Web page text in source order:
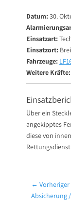
Datum: 30.
Einsatzart:
Einsatzort:
Fahrzeuge:
Weitere Kräfte:
Über ein
angekipptes
diese von
← Vorheriger
Vorheriger
Absicherung